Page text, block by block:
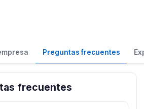
Preguntas frecuentes
frecuentes